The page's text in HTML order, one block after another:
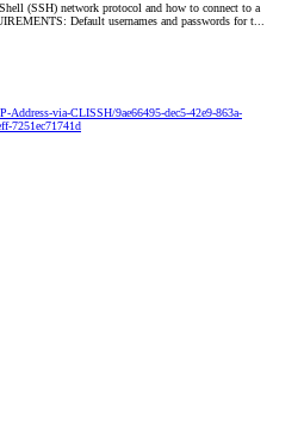
(SSH) network protocol and how to connect to a
Default usernames and passwords for t...
via-CLISSH/9ae66495-dec5-42e9-863a-
7251ec71741d